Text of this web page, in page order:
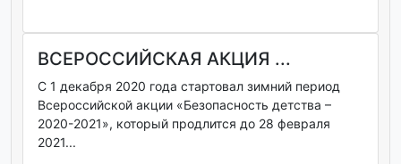
ВСЕРОССИЙСКАЯ АКЦИЯ ...
С 1 декабря 2020 года стартовал зимний период
Всероссийской акции «Безопасность детства –
2020-2021», который продлится до 28 февраля
2021...